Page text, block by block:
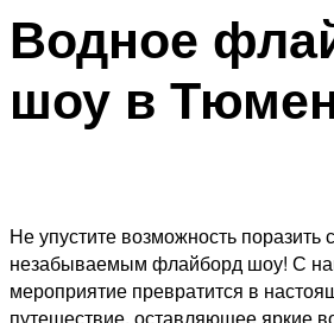
Водное
шоу в
Не упустите возможность поразить
незабываемым флайборд шоу! С
мероприятие превратится в